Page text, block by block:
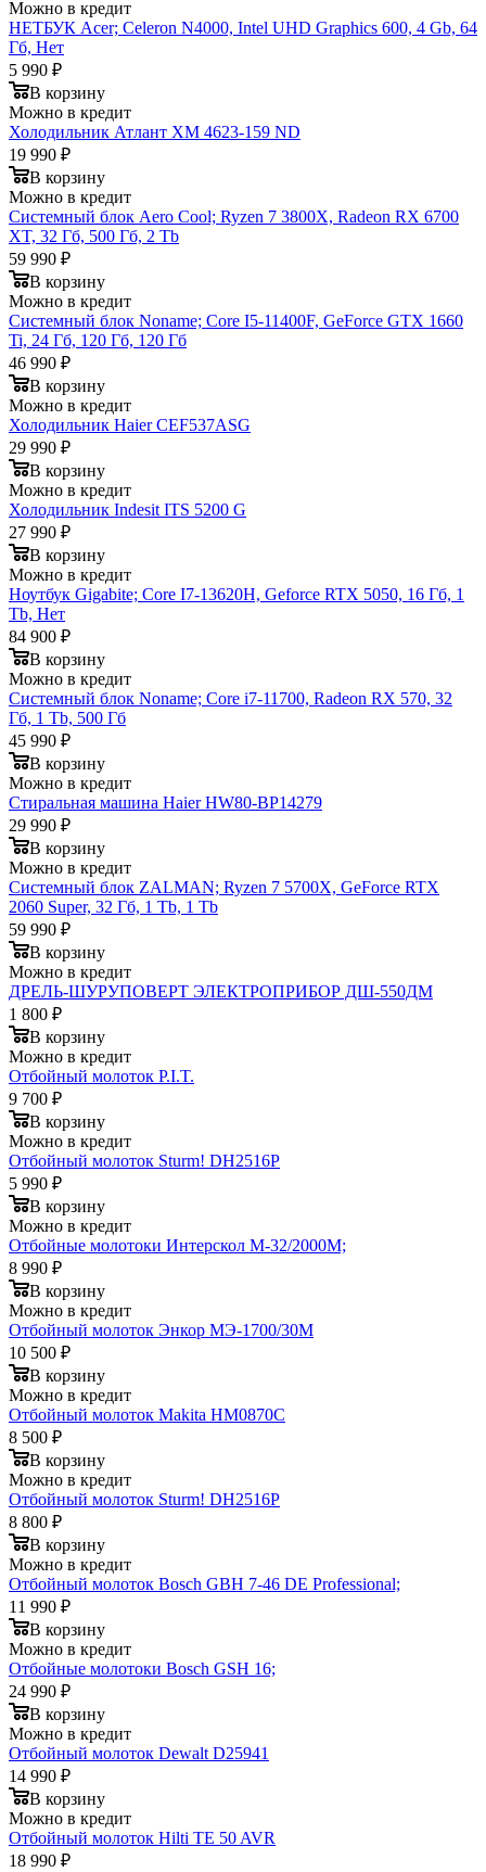
Можно в кредит
НЕТБУК Acer; Celeron N4000, Intel UHD Graphics 600, 4 Gb, 64
Гб, Нет
5 990 ₽
В корзину
Можно в кредит
Холодильник Атлант XM 4623-159 ND
19 990 ₽
В корзину
Можно в кредит
Системный блок Aero Cool; Ryzen 7 3800X, Radeon RX 6700
XT, 32 Гб, 500 Гб, 2 Tb
59 990 ₽
В корзину
Можно в кредит
Системный блок Noname; Core I5-11400F, GeForce GTX 1660
Ti, 24 Гб, 120 Гб, 120 Гб
46 990 ₽
В корзину
Можно в кредит
Холодильник Haier CEF537ASG
29 990 ₽
В корзину
Можно в кредит
Холодильник Indesit ITS 5200 G
27 990 ₽
В корзину
Можно в кредит
Ноутбук Gigabite; Core I7-13620H, Geforce RTX 5050, 16 Гб, 1
Tb, Нет
84 900 ₽
В корзину
Можно в кредит
Системный блок Noname; Core i7-11700, Radeon RX 570, 32
Гб, 1 Tb, 500 Гб
45 990 ₽
В корзину
Можно в кредит
Стиральная машина Haier HW80-BP14279
29 990 ₽
В корзину
Можно в кредит
Системный блок ZALMAN; Ryzen 7 5700X, GeForce RTX
2060 Super, 32 Гб, 1 Tb, 1 Tb
59 990 ₽
В корзину
Можно в кредит
ДРЕЛЬ-ШУРУПОВЕРТ ЭЛЕКТРОПРИБОР ДШ-550ДМ
1 800 ₽
В корзину
Можно в кредит
Отбойный молоток P.I.T.
9 700 ₽
В корзину
Можно в кредит
Отбойный молоток Sturm! DH2516P
5 990 ₽
В корзину
Можно в кредит
Отбойные молотоки Интерскол М-32/2000М;
8 990 ₽
В корзину
Можно в кредит
Отбойный молоток Энкор МЭ-1700/30М
10 500 ₽
В корзину
Можно в кредит
Отбойный молоток Makita HM0870C
8 500 ₽
В корзину
Можно в кредит
Отбойный молоток Sturm! DH2516P
8 800 ₽
В корзину
Можно в кредит
Отбойный молоток Bosch GBH 7-46 DE Professional;
11 990 ₽
В корзину
Можно в кредит
Отбойные молотоки Bosch GSH 16;
24 990 ₽
В корзину
Можно в кредит
Отбойный молоток Dewalt D25941
14 990 ₽
В корзину
Можно в кредит
Отбойный молоток Hilti TE 50 AVR
18 990 ₽